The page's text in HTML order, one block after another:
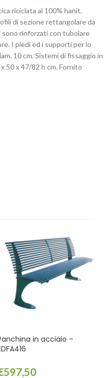
riciclata al 100% hanit.
di sezione rettangolare da
sono rinforzati con tubolare
I piedi ed i supporti per lo
10 cm. Sistemi di fissaggio in
50 x 47/82 h cm. Fornito
in acciaio –
597,50